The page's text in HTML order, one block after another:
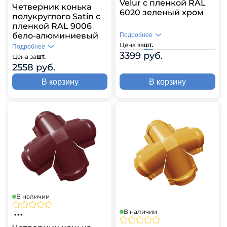
Четверник конька
полукруглого Satin с
пленкой RAL 9006
бело-алюминиевый
Цена зашт.
2558 руб.
Подробнее
В корзину
Velur с пленкой RAL
6020 зеленый хром
Цена зашт.
3399 руб.
Подробнее
В корзину
В наличии
В наличии